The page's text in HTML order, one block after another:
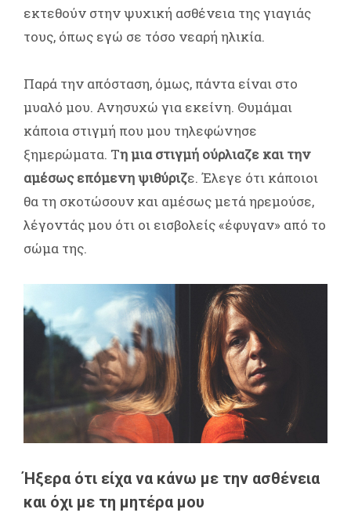
εκτεθούν στην ψυχική ασθένεια της γιαγιάς
τους, όπως εγώ σε τόσο νεαρή ηλικία.
Παρά την απόσταση, όμως, πάντα είναι στο
μυαλό μου. Ανησυχώ για εκείνη. Θυμάμαι
κάποια στιγμή που μου τηλεφώνησε
ξημερώματα. Τη μια στιγμή ούρλιαζε και την
αμέσως επόμενη ψιθύριζε. Έλεγε ότι κάποιοι
θα τη σκοτώσουν και αμέσως μετά ηρεμούσε,
λέγοντάς μου ότι οι εισβολείς «έφυγαν» από το
σώμα της.
Ήξερα ότι είχα να κάνω με την ασθένεια
και όχι με τη μητέρα μου